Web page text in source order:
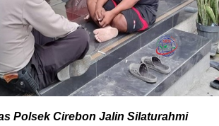
Polsek Cirebon Jalin Silaturahmi